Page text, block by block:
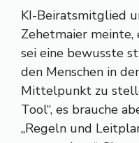
KI-Beiratsmitglied
Zehetmaier meinte,
sei eine bewusste
den Menschen in
Mittelpunkt zu
Tool“, es brauche
„Regeln und